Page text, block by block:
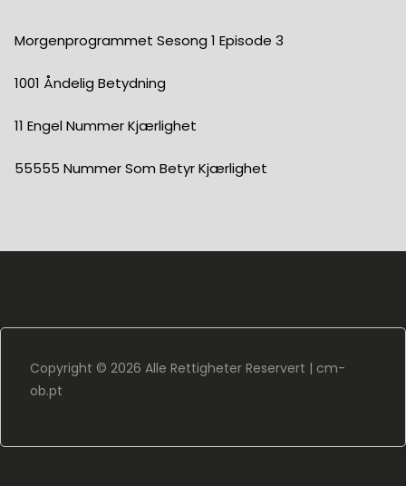
Morgenprogrammet Sesong 1 Episode 3
1001 Åndelig Betydning
11 Engel Nummer Kjærlighet
55555 Nummer Som Betyr Kjærlighet
Copyright © 2026 Alle Rettigheter Reservert | cm-
ob.pt